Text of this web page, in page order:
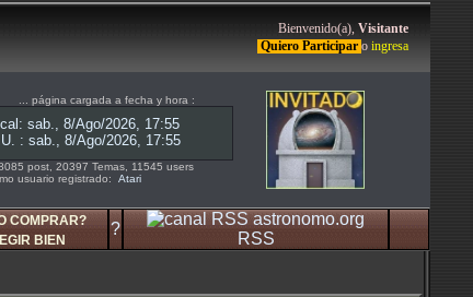
Bienvenido(a), Visitante
Quiero Participar o ingresa
... página cargada a fecha y hora :
post, 20397 Temas, 11545 users
usuario registrado: Atari
COMPRAR?
BIEN
?
RSS